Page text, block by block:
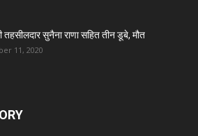
सुनैना राणा सहित तीन डूबे, मौत
11, 2020